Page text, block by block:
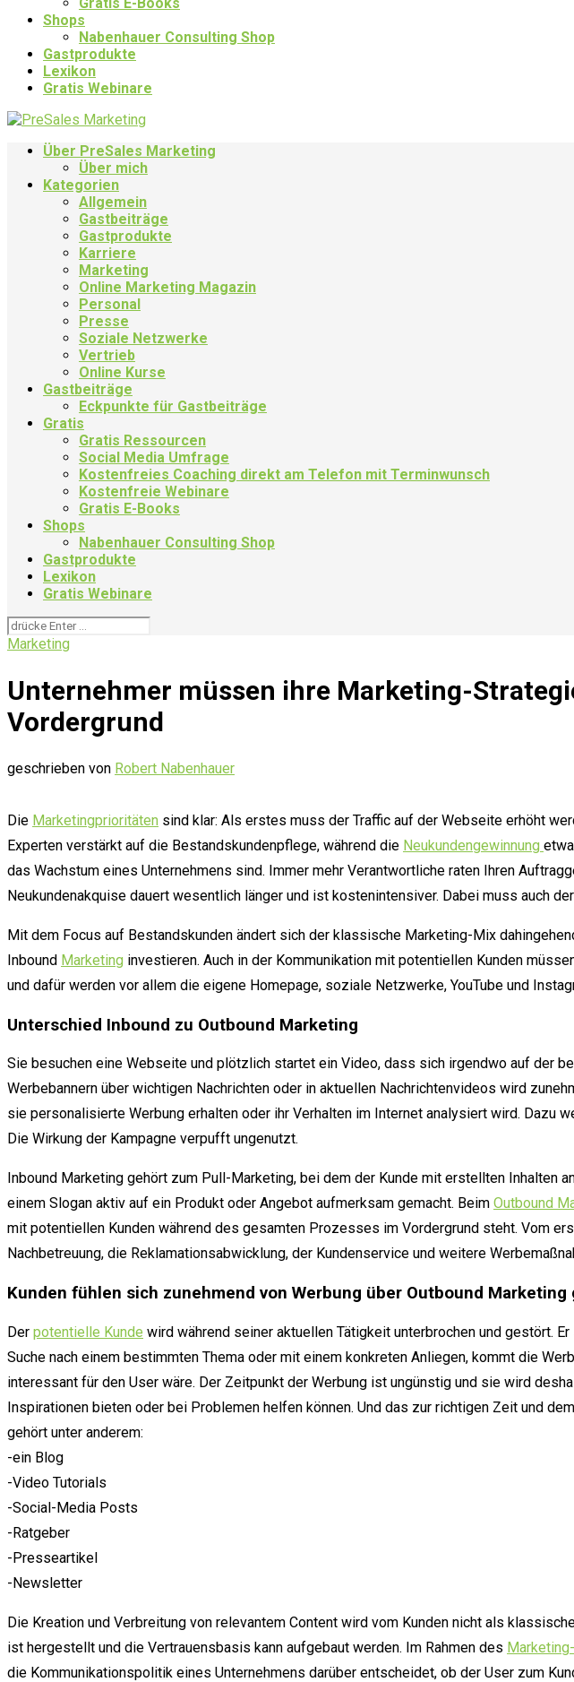
Shops
Nabenhauer Consulting Shop
Gastprodukte
Lexikon
Gratis Webinare
Über PreSales Marketing
Über mich
Kategorien
Allgemein
Gastbeiträge
Gastprodukte
Karriere
Marketing
Online Marketing Magazin
Personal
Presse
Soziale Netzwerke
Vertrieb
Online Kurse
Gastbeiträge
Eckpunkte für Gastbeiträge
Gratis
Gratis Ressourcen
Social Media Umfrage
Kostenfreies Coaching direkt am Telefon mit Terminwunsch
Kostenfreie Webinare
Gratis E-Books
Shops
Nabenhauer Consulting Shop
Gastprodukte
Lexikon
Gratis Webinare
Marketing
Unternehmer müssen ihre Marketing-
Vordergrund
geschrieben von Robert Nabenhauer
Die Marketingprioritäten sind klar: Als erstes muss der Traffic auf der Webseite erhöht
Experten verstärkt auf die Bestandskundenpflege, während die Neukundengewinnung
das Wachstum eines Unternehmens sind. Immer mehr Verantwortliche raten Ihren
Neukundenakquise dauert wesentlich länger und ist kostenintensiver. Dabei muss auch
Mit dem Focus auf Bestandskunden ändert sich der klassische Marketing-Mix
Inbound Marketing investieren. Auch in der Kommunikation mit potentiellen Kunden
und dafür werden vor allem die eigene Homepage, soziale Netzwerke, YouTube und
Unterschied Inbound zu Outbound Marketing
Sie besuchen eine Webseite und plötzlich startet ein Video, dass sich irgendwo auf der
Werbebannern über wichtigen Nachrichten oder in aktuellen Nachrichtenvideos wird
sie personalisierte Werbung erhalten oder ihr Verhalten im Internet analysiert wird. Dazu
Die Wirkung der Kampagne verpufft ungenutzt.
Inbound Marketing gehört zum Pull-Marketing, bei dem der Kunde mit erstellten Inhalten
einem Slogan aktiv auf ein Produkt oder Angebot aufmerksam gemacht. Beim Outbound
mit potentiellen Kunden während des gesamten Prozesses im Vordergrund steht. Vom
Nachbetreuung, die Reklamationsabwicklung, der Kundenservice und weitere
Kunden fühlen sich zunehmend von Werbung über Outbound
Der potentielle Kunde wird während seiner aktuellen Tätigkeit unterbrochen und gestört.
Suche nach einem bestimmten Thema oder mit einem konkreten Anliegen, kommt die
interessant für den User wäre. Der Zeitpunkt der Werbung ist ungünstig und sie wird
Inspirationen bieten oder bei Problemen helfen können. Und das zur richtigen Zeit und
gehört unter anderem:
-ein Blog
-Video Tutorials
-Social-Media Posts
-Ratgeber
-Presseartikel
-Newsletter
Die Kreation und Verbreitung von relevantem Content wird vom Kunden nicht als
ist hergestellt und die Vertrauensbasis kann aufgebaut werden. Im Rahmen des
die Kommunikationspolitik eines Unternehmens darüber entscheidet, ob der User zum